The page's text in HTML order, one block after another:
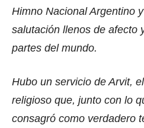
Himno Nacional Argentino
salutación llenos de afecto
partes del mundo.
Hubo un servicio de Arvit,
religioso que, junto con lo
consagró como verdadero